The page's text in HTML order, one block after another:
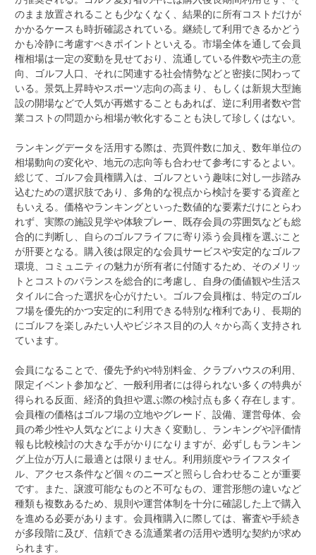
のまま放置されることも少なくなく、結果的に所有コストだけが
かかるケースも時折確認されている。継続して利用できるかどう
かも冷静に考慮すべきポイントといえる。市場全体を通して会員
権相場は一定の変動を見せており、流通している件数や売主の意
向、ゴルフ人口、それに関連する社会情勢などと密接に関わって
いる。景気上昇時やスポーツ志向の高まり、もしくは新規大型施
設の開場などで人気が再燃することもあれば、逆に利用者数や営
業コストの問題から相場が軟化することも決して珍しくはない。
ランキングデータを活用する際は、売買件数に加え、数年単位の
相場動向の変化や、地元の志向等も合わせて参考にするとよい。
総じて、ゴルフ会員権購入は、ゴルフという趣味に対し一歩踏み
込むための選択肢であり、多角的な視点から検討を要する資産と
もいえる。価格やランキングといった数値的な要素だけにとらわ
れず、実際の施設見学や体験プレー、既存会員の雰囲気なども総
合的に判断し、自らのゴルフライフに寄り添う会員権を選ぶこと
が肝要となる。購入後は限定的な会員サービスや安定的なゴルフ
環境、コミュニティの魅力が所有者に付随するため、そのメリッ
トとコストのバランスを総合的に考慮し、自身の価値観や生活ス
タイルに合った選択を心がけたい。ゴルフ会員権は、特定のゴル
フ場を優先的かつ安定的に利用できる特別な権利であり、長期的
にゴルフを楽しみたい人やビジネス目的の人々から高く支持され
ています。
会員になることで、優先予約や特別料金、クラブハウスの利用、
限定イベント参加など、一般利用者には得られない多くの特典が
得られる反面、経済的負担や選ぶ際の検討点も多く存在します。
会員権の価格はゴルフ場の立地やグレード、設備、運営母体、会
員の希少性や人気などにより大きく変動し、ランキングや評価情
報も比較検討の大きな手がかりになりますが、必ずしもランキン
グ上位が万人に最適とは限りません。利用頻度やライフスタイ
ル、アクセス条件など個々のニーズと照らし合わせることが重要
です。また、譲渡可能なものと不可なもの、運営形態の違いなど
種類も複数あるため、規則や運営体制を十分に確認した上で購入
を進める必要があります。会員権購入に際しては、審査や手続き
が多段階に及び、信頼できる流通業者の活用や透明な契約が求め
られます。